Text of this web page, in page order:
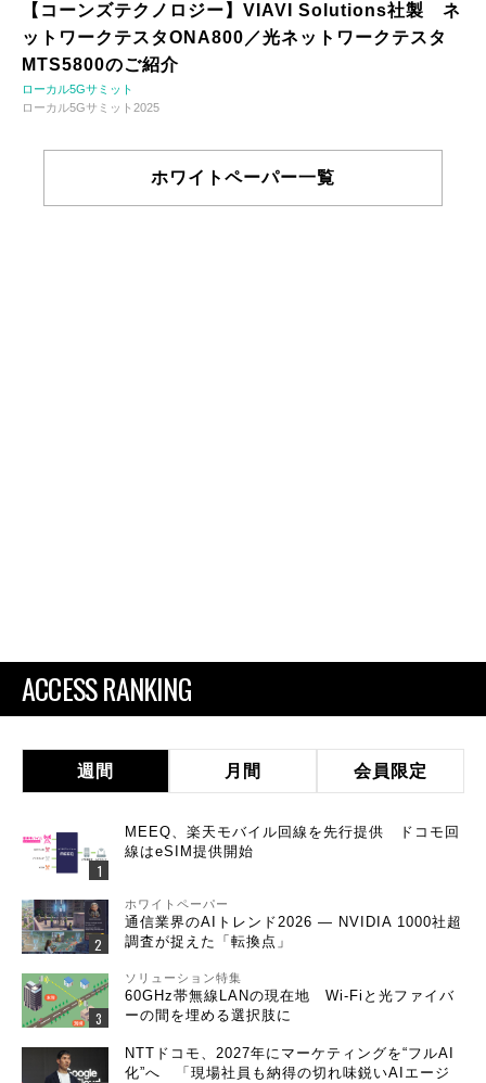
【コーンズテクノロジー】VIAVI Solutions社製 ネ
ットワークテスタONA800／光ネットワークテスタ
MTS5800のご紹介
ローカル5Gサミット
ローカル5Gサミット2025
ホワイトペーパー一覧
ACCESS RANKING
週間 月間 会員限定
MEEQ、楽天モバイル回線を先行提供 ドコモ回
線はeSIM提供開始
ホワイトペーパー
通信業界のAIトレンド2026 ― NVIDIA 1000社超
調査が捉えた「転換点」
ソリューション特集
60GHz帯無線LANの現在地 Wi-Fiと光ファイバ
ーの間を埋める選択肢に
NTTドコモ、2027年にマーケティングを“フルAI
化”へ 「現場社員も納得の切れ味鋭いAIエージ